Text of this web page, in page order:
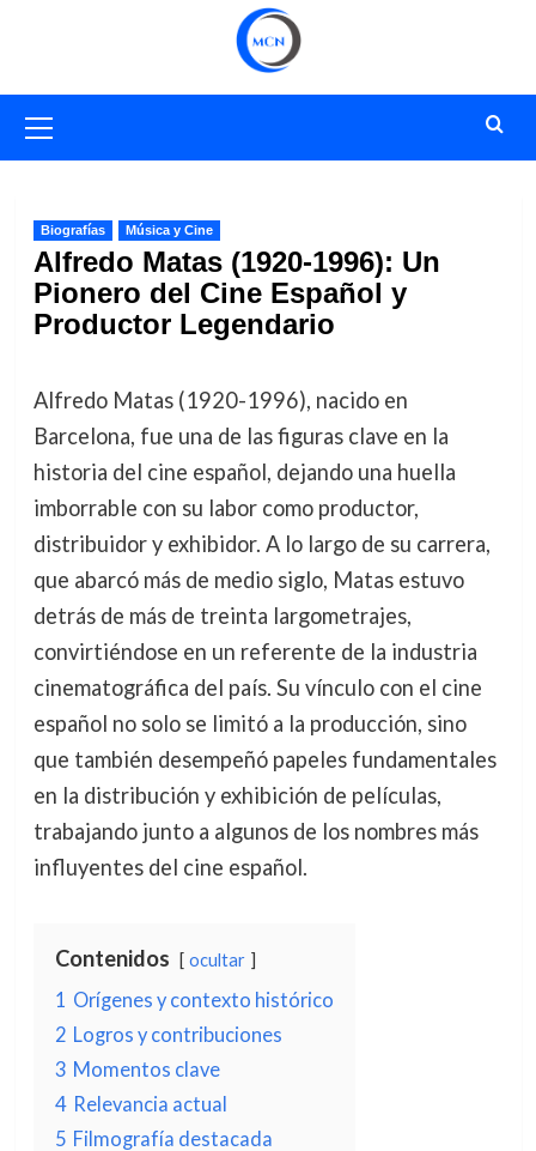
primario
Biografías Música y Cine
Alfredo Matas (1920-1996): Un
Pionero del Cine Español y
Productor Legendario
Alfredo Matas (1920-1996), nacido en
Barcelona, fue una de las figuras clave en la
historia del cine español, dejando una huella
imborrable con su labor como productor,
distribuidor y exhibidor. A lo largo de su carrera,
que abarcó más de medio siglo, Matas estuvo
detrás de más de treinta largometrajes,
convirtiéndose en un referente de la industria
cinematográfica del país. Su vínculo con el cine
español no solo se limitó a la producción, sino
que también desempeñó papeles fundamentales
en la distribución y exhibición de películas,
trabajando junto a algunos de los nombres más
influyentes del cine español.
Contenidos ocultar
1 Orígenes y contexto histórico
2 Logros y contribuciones
3 Momentos clave
4 Relevancia actual
5 Filmografía destacada